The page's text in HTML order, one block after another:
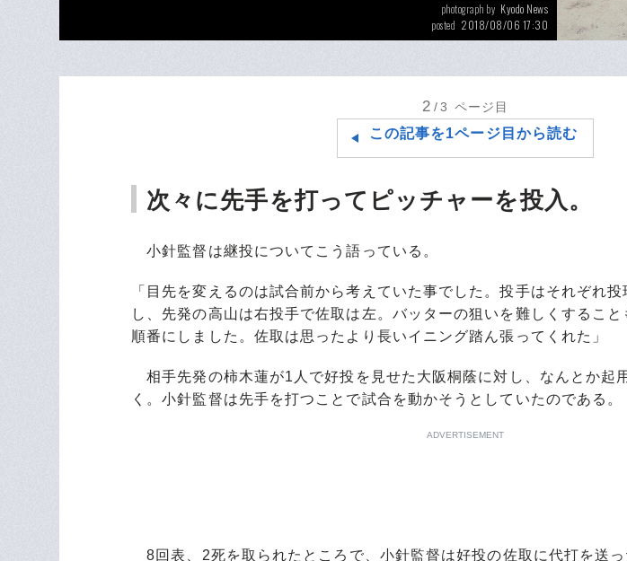
photograph by Kyodo News
posted 2018/08/06 17:30
近年ふた
2 /3 ページ目
この記事を1ページ目から読む
次々に先手を打ってピッチャーを投入。
小針監督は継投についてこう語っている。
「目先を変えるのは試合前から考えていた事でした。投手はそれぞれ
し、先発の高山は右投手で佐取は左。バッターの狙いを難しくすること
順番にしました。佐取は思ったより長いイニング踏ん張ってくれた」
相手先発の柿木蓮が1人で好投を見せた大阪桐蔭に対し、なんとか起
く。小針監督は先手を打つことで試合を動かそうとしていたのである。
ADVERTISEMENT
8回表、2死を取られたところで、小針監督は好投の佐取に代打を送っ